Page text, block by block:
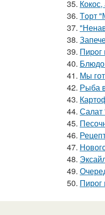
35.
36. Тoрт
37.
38.
39. Пиpoг
40.
41. Мы
42. Рыба
43.
44. Салат
45.
46.
47.
48.
49.
50. Пирог